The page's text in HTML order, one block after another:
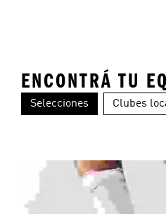
ENCONTRÁ TU
Selecciones Clubes
Argentina